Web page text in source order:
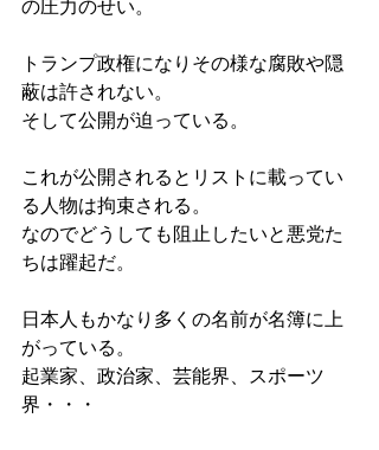
の圧力のせい。
トランプ政権になりその様な腐敗や隠
蔽は許されない。
そして公開が迫っている。
これが公開されるとリストに載ってい
る人物は拘束される。
なのでどうしても阻止したいと悪党た
ちは躍起だ。
日本人もかなり多くの名前が名簿に上
がっている。
起業家、政治家、芸能界、スポーツ
界・・・